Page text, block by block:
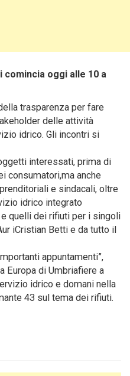
comincia oggi alle 10 a
trasparenza per fare
delle attività
idrico. Gli incontri si
interessati, prima di
consumatori,ma anche
e sindacali, oltre
idrico integrato
e quelli dei rifiuti per i singoli
iCristian Betti e da tutto il
appuntamenti”,
Europa di Umbriafiere a
idrico e domani nella
43 sul tema dei rifiuti.